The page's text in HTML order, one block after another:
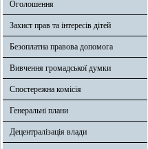
Оголошення
Захист прав та інтересів дітей
Безоплатна правова допомога
Вивчення громадської думки
Спостережна комісія
Генеральні плани
Децентралізація влади